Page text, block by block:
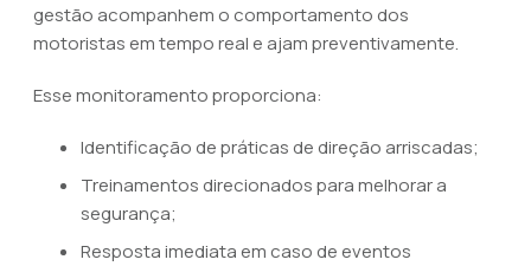
gestão acompanhem o comportamento dos
motoristas em tempo real e ajam preventivamente.
Esse monitoramento proporciona:
Identificação de práticas de direção arriscadas;
Treinamentos direcionados para melhorar a
segurança;
Resposta imediata em caso de eventos